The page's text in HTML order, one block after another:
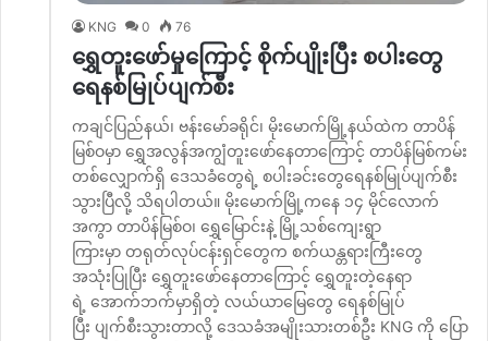
KNG 0 76
ရွှေတူးဖော်မှုကြောင့် စိုက်ပျိုးပြီး စပါးတွေ
ရေနစ်မြုပ်ပျက်စီး
ကချင်ပြည်နယ်၊ ဗန်းမော်ခရိုင်၊ မိုးမောက်မြို့နယ်ထဲက တာပိန်
မြစ်ဝမှာ ရွှေအလွန်အကျွံတူးဖော်နေတာကြောင့် တာပိန်မြစ်ကမ်း
တစ်လျှောက်ရှိ ဒေသခံတွေရဲ့ စပါးခင်းတွေရေနစ်မြုပ်ပျက်စီး
သွားပြီလို့ သိရပါတယ်။ မိုးမောက်မြို့ကနေ ၁၄ မိုင်လောက်
အကွာ တာပိန်မြစ်ဝ၊ ရွှေမြောင်းနဲ့ မြို့သစ်ကျေးရွာ
ကြားမှာ တရုတ်လုပ်ငန်းရှင်တွေက စက်ယန္တရားကြီးတွေ
အသုံးပြုပြီး ရွှေတူးဖော်နေတာကြောင့် ရွှေတူးတဲ့နေရာ
ရဲ့ အောက်ဘက်မှာရှိတဲ့ လယ်ယာမြေတွေ ရေနစ်မြုပ်
ပြီး ပျက်စီးသွားတာလို့ ဒေသခံအမျိုးသားတစ်ဦး KNG ကို ပြော